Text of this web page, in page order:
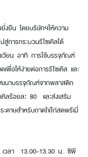
งยืน โดยบริษัทฯให้ความ
ารกระบวนรีไซเคิลได้
วียน อาทิ การใช้บรรจุภัณฑ์
พื่อให้ง่ายต่อการรีไซเคิล และ
าบรรจุภัณฑ์จากพลาสติก
คิลร้อยละ 80 และส่งเสริม
ดาษสำหรับถาดไข่ไก่สดพรีเมี่
วลา 13.00-13.30 น. ซีพี